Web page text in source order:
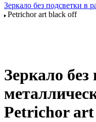
Зеркало без подсветки в
Petrichor art black off
Зеркало без
Petrichor